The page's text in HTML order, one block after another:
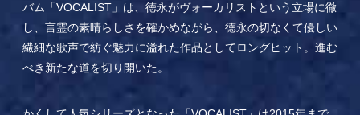
バム「VOCALIST」は、徳永がヴォーカリストという立場に徹
し、言霊の素晴らしさを確かめながら、徳永の切なくて優しい
繊細な歌声で紡ぐ魅力に溢れた作品としてロングヒット。進む
べき新たな道を切り開いた。